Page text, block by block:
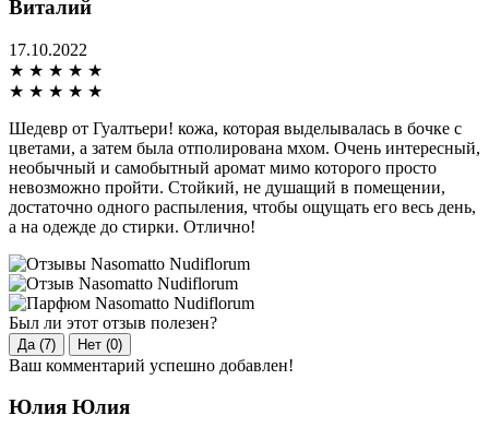
Виталий
17.10.2022
★ ★ ★ ★ ★
★ ★ ★ ★ ★
Шедевр от Гуалтьери! кожа, которая выделывалась в бочке с
цветами, а затем была отполирована мхом. Очень интересный,
необычный и самобытный аромат мимо которого просто
невозможно пройти. Стойкий, не душащий в помещении,
достаточно одного распыления, чтобы ощущать его весь день,
а на одежде до стирки. Отлично!
Был ли этот отзыв полезен?
Да (7) Нет (0)
Ваш комментарий успешно добавлен!
Юлия Юлия